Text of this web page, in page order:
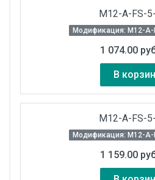
M12-A-FS-
Модификация: M12-A-
1 074.00
В
M12-A-FS-
Модификация: M12-A-
1 159.00